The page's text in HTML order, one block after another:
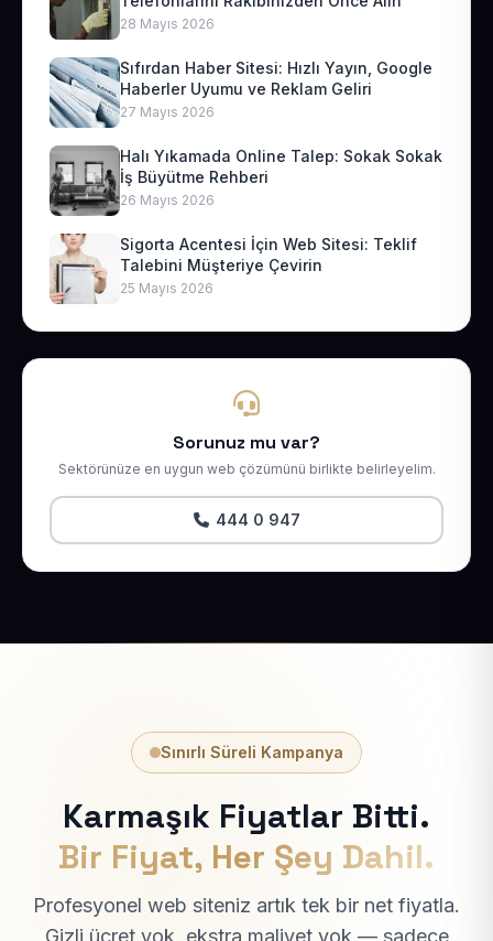
28 Mayıs 2026
Sıfırdan Haber Sitesi: Hızlı Yayın, Google
Haberler Uyumu ve Reklam Geliri
27 Mayıs 2026
Halı Yıkamada Online Talep: Sokak Sokak
İş Büyütme Rehberi
26 Mayıs 2026
Sigorta Acentesi İçin Web Sitesi: Teklif
Talebini Müşteriye Çevirin
25 Mayıs 2026
Sorunuz mu var?
Sektörünüze en uygun web çözümünü birlikte belirleyelim.
444 0 947
Sınırlı Süreli Kampanya
Karmaşık Fiyatlar Bitti.
Bir Fiyat, Her Şey Dahil.
Profesyonel web siteniz artık tek bir net fiyatla.
Gizli ücret yok, ekstra maliyet yok — sadece